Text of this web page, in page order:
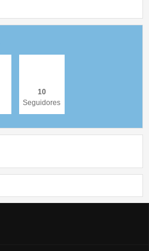
10
Seguidores